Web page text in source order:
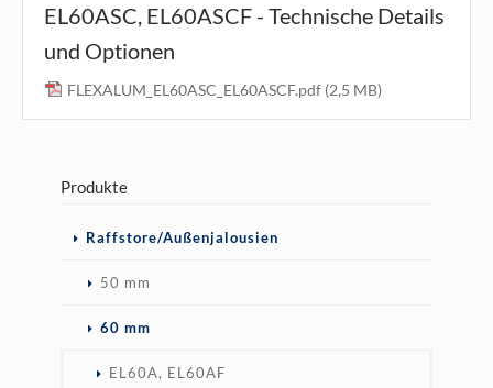
EL60ASC, EL60ASCF - Technische Details
und Optionen
FLEXALUM_EL60ASC_EL60ASCF.pdf (2,5 MB)
Produkte
Navigation
Raffstore/Außenjalousien
50 mm
60 mm
EL60A, EL60AF